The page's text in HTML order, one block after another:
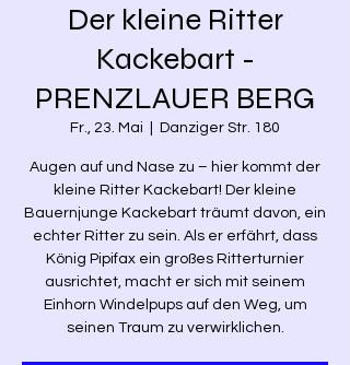
Der kleine Ritter
Kackebart -
PRENZLAUER BERG
Fr., 23. Mai Danziger Str. 180
Augen auf und Nase zu – hier kommt der
kleine Ritter Kackebart! Der kleine
Bauernjunge Kackebart träumt davon, ein
echter Ritter zu sein. Als er erfährt, dass
König Pipifax ein großes Ritterturnier
ausrichtet, macht er sich mit seinem
Einhorn Windelpups auf den Weg, um
seinen Traum zu verwirklichen.